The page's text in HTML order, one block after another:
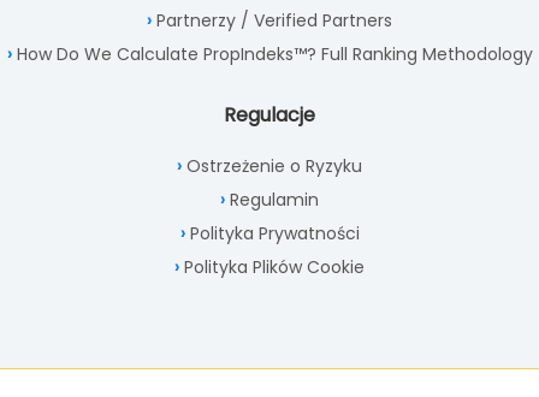
Partnerzy / Verified Partners
How Do We Calculate PropIndeks™? Full Ranking Methodology
Regulacje
Ostrzeżenie o Ryzyku
Regulamin
Polityka Prywatności
Polityka Plików Cookie